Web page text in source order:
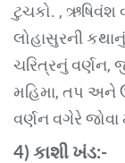
ટુચકો. , ઋષિવંશ
લોહાસુરની
ચરિત્રનું વર્ણન,
મહિમા, તપ અને
વર્ણન વગેરે
4) કાશીખંડ:-